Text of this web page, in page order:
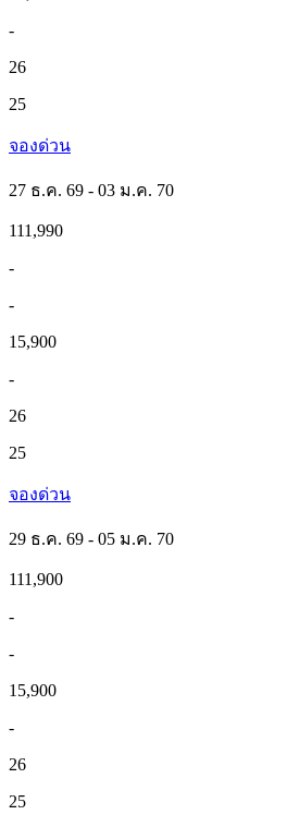
-
26
25
จองด่วน
27 ธ.ค. 69 - 03 ม.ค. 70
111,990
-
-
15,900
-
26
25
จองด่วน
29 ธ.ค. 69 - 05 ม.ค. 70
111,900
-
-
15,900
-
26
25